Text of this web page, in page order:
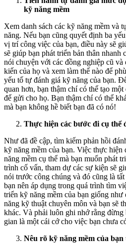
kỹ năng mềm
Xem danh sách các kỹ năng mềm và
năng. Nếu bạn cũng quyết định ba
vị trí công việc của bạn, điều này sẽ
sẽ giúp bạn phát triển bản thân nhanh
nói chuyện với các đồng nghiệp cũ
kiến ​​của họ và xem làm thế nào để
yếu tố tự đánh giá kỹ năng của bạn.
quan hơn, bạn thậm chí có thể tạo một
để gửi cho họ. Bạn thậm chí có thể
mà bạn không hề biết bạn đã có nó!
Thực hiện các bước đi cụ thể
Như đã đề cập, tìm kiếm phản hồi
kỹ năng mềm của bạn. Việc thực hiện
năng mềm cụ thể mà bạn muốn phát
trình cố vấn, tham dự các sự kiện sẽ
nói trước công chúng và đó cũng là
bạn nên áp dụng trong quá trình tìm
triển kỹ năng mềm của bạn giống
năng kỹ thuật chuyên môn và bạn sẽ
khác. Và phải luôn ghi nhớ rằng
gian là một cái cớ cho việc bạn chưa
Nêu rõ kỹ năng mềm của